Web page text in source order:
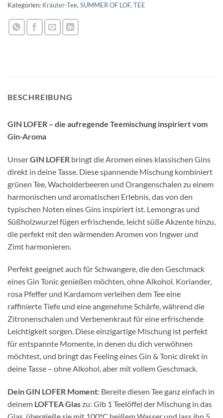
Kategorien: Kräuter-Tee, SUMMER OF LOF, TEE
BESCHREIBUNG
GIN LOFER – die aufregende Teemischung inspiriert vom
Gin-Aroma
UnserGIN LOFER bringt die Aromen eines klassischen Gins
direkt in deine Tasse. Diese spannende Mischung kombiniert
grünen Tee, Wacholderbeeren und Orangenschalen zu einem
harmonischen und aromatischen Erlebnis, das von den
typischen Noten eines Gins inspiriert ist. Lemongras und
Süßholzwurzel fügen erfrischende, leicht süße Akzente hinzu,
die perfekt mit den wärmenden Aromen von Ingwer und
Zimt harmonieren.
Perfekt geeignet auch für Schwangere, die den Geschmack
eines Gin Tonic genießen möchten, ohne Alkohol. Koriander,
rosa Pfeffer und Kardamom verleihen dem Tee eine
raffinierte Tiefe und eine angenehme Schärfe, während die
Zitronenschalen und Verbenenkraut für eine erfrischende
Leichtigkeit sorgen. Diese einzigartige Mischung ist perfekt
für entspannte Momente, in denen du dich verwöhnen
möchtest, und bringt das Feeling eines Gin & Tonic direkt in
deine Tasse – ohne Alkohol, aber mit vollem Geschmack.
Dein GIN LOFER Moment: Bereite diesen Tee ganz einfach in
deinem LOFTEA Glaszu: Gib 1 Teelöffel der Mischung in das